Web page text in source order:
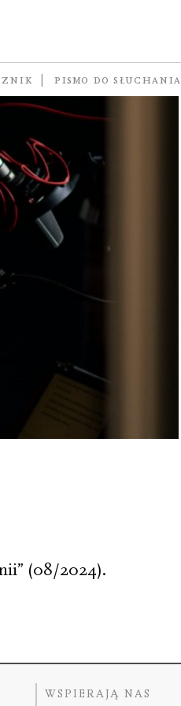
PISMO DO SŁUCHANIA
(08/2024).
WSPIERAJĄ NAS